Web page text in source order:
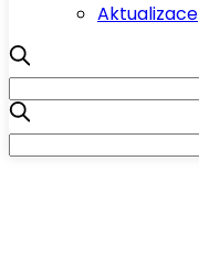
Aktualizace